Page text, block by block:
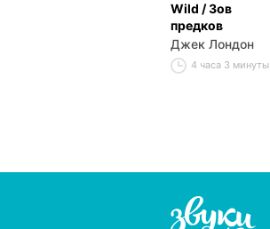
Wild / Зов
предков
Джек Лондон
4 часа 3 минуты